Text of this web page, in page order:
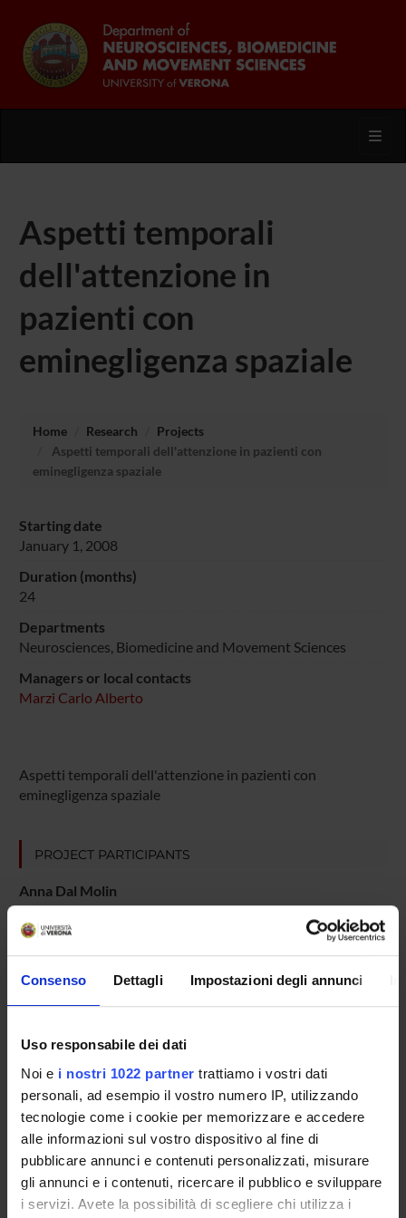
Consenso Dettagli Impostazioni degli annunci
Uso responsabile dei dati
Noi e i nostri 1022 partner trattiamo i vostri dati
personali, ad esempio il vostro numero IP, utilizzando
tecnologie come i cookie per memorizzare e accedere
alle informazioni sul vostro dispositivo al fine di
pubblicare annunci e contenuti personalizzati, misurare
gli annunci e i contenuti, ricercare il pubblico e sviluppare
i servizi. Avete la possibilità di scegliere chi utilizza i
Aspetti temporali
dell'attenzione in
pazienti con
eminegligenza spaziale
Home Research
Projects
Aspetti temporali dell'attenzione in pazienti con
eminegligenza spaziale
Starting date
January 1, 2008
Duration (months)
24
Departments
Neurosciences, Biomedicine and Movement Sciences
Managers or local contacts
Marzi Carlo Alberto
Aspetti temporali dell'attenzione in pazienti con
eminegligenza spaziale
PROJECT PARTICIPANTS
Anna Dal Molin
Carlo Alberto Marzi
Emeritus Professor
Elena Natale
Hans-Otto Karnath
Università di Tubinga - Germania
SECTIONS